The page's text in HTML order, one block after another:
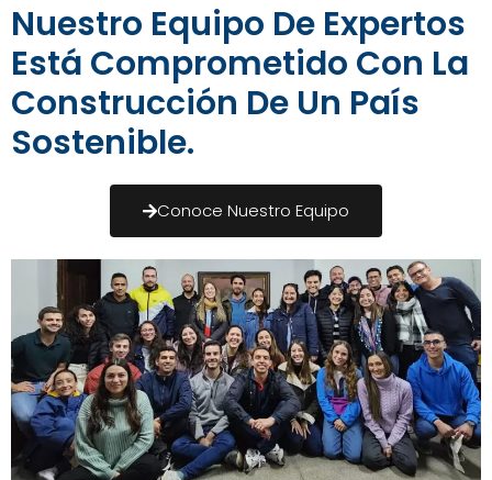
Nuestro Equipo De Expertos
Está Comprometido Con La
Construcción De Un País
Sostenible.
Conoce Nuestro Equipo